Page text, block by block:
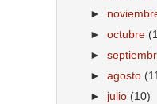
►
►octubre
►
►agosto
► julio (10)